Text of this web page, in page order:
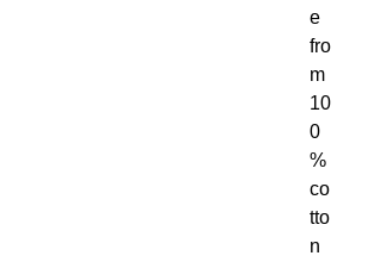
e
fro
m
10
0
%
co
tto
n